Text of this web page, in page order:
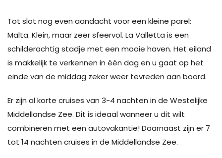
Tot slot nog even aandacht voor een kleine parel:
Malta. Klein, maar zeer sfeervol. La Valletta is een
schilderachtig stadje met een mooie haven. Het eiland
is makkelijk te verkennen in één dag en u gaat op het
einde van de middag zeker weer tevreden aan boord.
Er zijn al korte cruises van 3-4 nachten in de Westelijke
Middellandse Zee. Dit is ideaal wanneer u dit wilt
combineren met een autovakantie! Daarnaast zijn er 7
tot 14 nachten cruises in de Middellandse Zee.